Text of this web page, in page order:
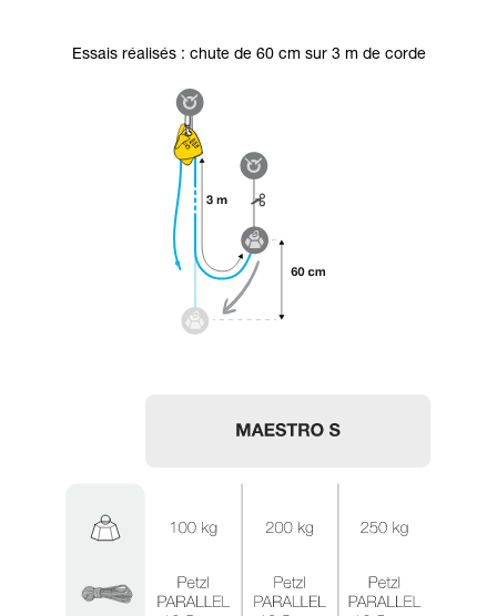
Essais réalisés : chute de 60 cm sur 3 m de corde